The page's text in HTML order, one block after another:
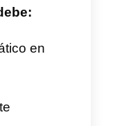
clientes para